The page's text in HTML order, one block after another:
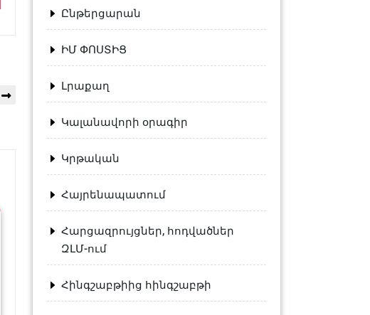
Ընթերցարան
ԻՄ ՓՈՍՏԻՑ
Լրաքաղ
Կալանավորի օրագիր
Կրթական
Հայրենապատում
Հարցազրույցներ, հոդվածներ
ԶԼՄ-ում
Հինգշաբթիից հինգշաբթի